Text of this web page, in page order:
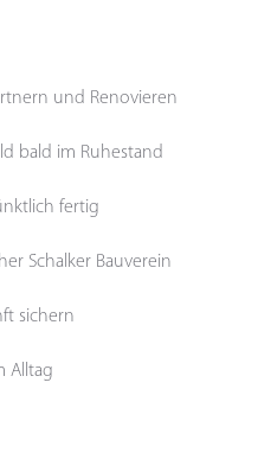
und Renovieren
bald im Ruhestand
fertig
Schalker Bauverein
sichern
Alltag